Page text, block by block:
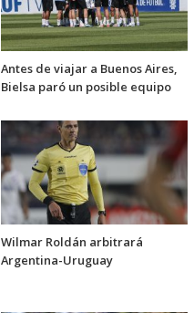
Antes de viajar a Buenos Aires,
Bielsa paró un posible equipo
Wilmar Roldán arbitrará
Argentina-Uruguay